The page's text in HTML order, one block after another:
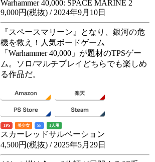
Warhammer 40,000: SPACE MARINE 2
9,000円(税抜) / 2024年9月10日
『スペースマリーン』となり、銀河の危
機を救え！人気ボードゲーム
「Warhammer 40,000」が題材のTPSゲー
ム。ソロ/マルチプレイどちらでも楽しめ
る作品だ。
TPS 美少女 SF 1人用
スカーレッドサルベーション
4,500円(税抜) / 2025年5月29日